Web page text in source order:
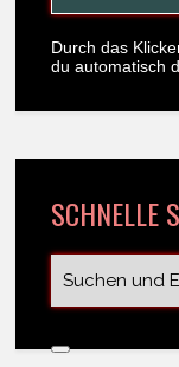
Durch das
du automatisch
SCHNELLE